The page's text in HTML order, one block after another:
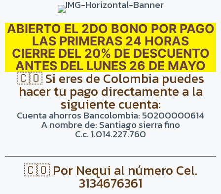
ABIERTO EL 2DO BONO POR PAGO
LAS PRIMERAS 24 HORAS
CIERRE DEL 20% DE DESCUENTO
ANTES DEL LUNES 26 DE MAYO
🇨🇴 Si eres de Colombia puedes
hacer tu pago directamente a la
siguiente cuenta:
Cuenta ahorros Bancolombia: 50200000614
A nombre de: Santiago sierra fino
C.c. 1.014.227.760
🇨🇴 Por Nequi al número Cel.
3134676361